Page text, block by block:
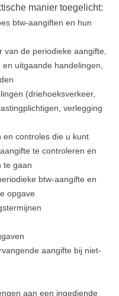
manier toegelicht:
btw-aangiften en hun
de periodieke aangifte,
uitgaande handelingen,
(driehoeksverkeer,
verlegging
en controles die u kunt
te controleren en
te gaan
btw-aangifte en
opgave
aangifte bij niet-
aan een ingediende